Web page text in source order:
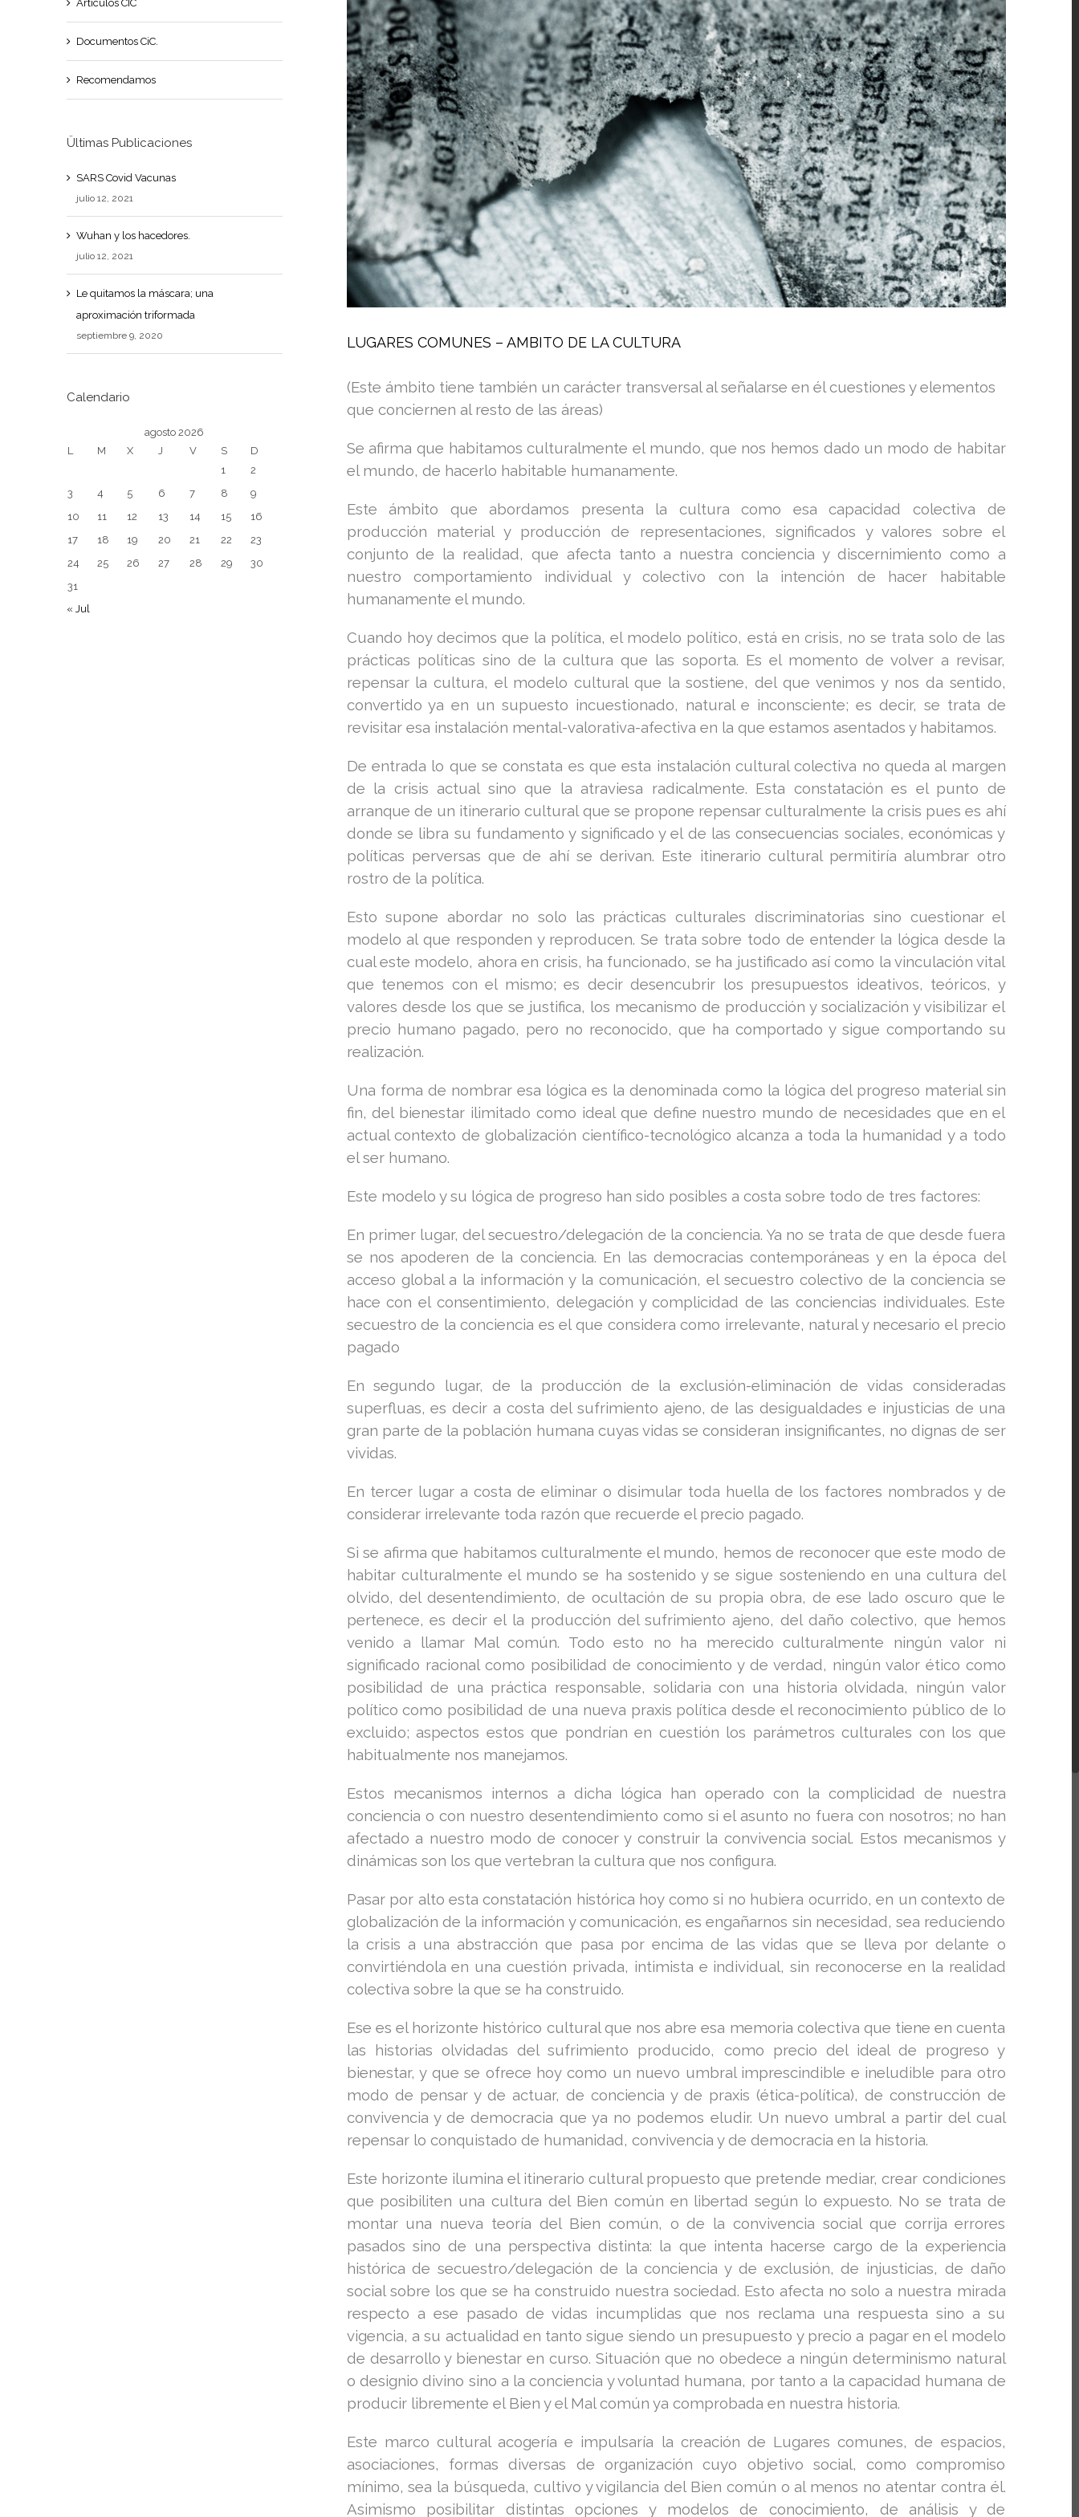
grande
LUGARES COMUNES – AMBITO DE LA CULTURA
(Este ámbito tiene también un carácter transversal al señalarse en él cuestiones y elementos
que conciernen al resto de las áreas)
Se afirma que habitamos culturalmente el mundo, que nos hemos dado un modo de habitar
el mundo, de hacerlo habitable humanamente.
Este ámbito que abordamos presenta la cultura como esa capacidad colectiva de
producción material y producción de representaciones, significados y valores sobre el
conjunto de la realidad, que afecta tanto a nuestra conciencia y discernimiento como a
nuestro comportamiento individual y colectivo con la intención de hacer habitable
humanamente el mundo.
Cuando hoy decimos que la política, el modelo político, está en crisis, no se trata solo de las
prácticas políticas sino de la cultura que las soporta. Es el momento de volver a revisar,
repensar la cultura, el modelo cultural que la sostiene, del que venimos y nos da sentido,
convertido ya en un supuesto incuestionado, natural e inconsciente; es decir, se trata de
revisitar esa instalación mental-valorativa-afectiva en la que estamos asentados y habitamos.
De entrada lo que se constata es que esta instalación cultural colectiva no queda al margen
de la crisis actual sino que la atraviesa radicalmente. Esta constatación es el punto de
arranque de un itinerario cultural que se propone repensar culturalmente la crisis pues es ahí
donde se libra su fundamento y significado y el de las consecuencias sociales, económicas y
políticas perversas que de ahí se derivan. Este itinerario cultural permitiría alumbrar otro
rostro de la política.
Esto supone abordar no solo las prácticas culturales discriminatorias sino cuestionar el
modelo al que responden y reproducen. Se trata sobre todo de entender la lógica desde la
cual este modelo, ahora en crisis, ha funcionado, se ha justificado así como la vinculación vital
que tenemos con el mismo; es decir desencubrir los presupuestos ideativos, teóricos, y
valores desde los que se justifica, los mecanismo de producción y socialización y visibilizar el
precio humano pagado, pero no reconocido, que ha comportado y sigue comportando su
realización.
Una forma de nombrar esa lógica es la denominada como la lógica del progreso material sin
fin, del bienestar ilimitado como ideal que define nuestro mundo de necesidades que en el
actual contexto de globalización científico-tecnológico alcanza a toda la humanidad y a todo
el ser humano.
Este modelo y su lógica de progreso han sido posibles a costa sobre todo de tres factores:
En primer lugar, del secuestro/delegación de la conciencia. Ya no se trata de que desde fuera
se nos apoderen de la conciencia. En las democracias contemporáneas y en la época del
acceso global a la información y la comunicación, el secuestro colectivo de la conciencia se
hace con el consentimiento, delegación y complicidad de las conciencias individuales. Este
secuestro de la conciencia es el que considera como irrelevante, natural y necesario el precio
pagado
En segundo lugar, de la producción de la exclusión-eliminación de vidas consideradas
superfluas, es decir a costa del sufrimiento ajeno, de las desigualdades e injusticias de una
gran parte de la población humana cuyas vidas se consideran insignificantes, no dignas de ser
vividas.
En tercer lugar a costa de eliminar o disimular toda huella de los factores nombrados y de
considerar irrelevante toda razón que recuerde el precio pagado.
Si se afirma que habitamos culturalmente el mundo, hemos de reconocer que este modo de
habitar culturalmente el mundo se ha sostenido y se sigue sosteniendo en una cultura del
olvido, del desentendimiento, de ocultación de su propia obra, de ese lado oscuro que le
pertenece, es decir el la producción del sufrimiento ajeno, del daño colectivo, que hemos
venido a llamar Mal común. Todo esto no ha merecido culturalmente ningún valor ni
significado racional como posibilidad de conocimiento y de verdad, ningún valor ético como
posibilidad de una práctica responsable, solidaria con una historia olvidada, ningún valor
político como posibilidad de una nueva praxis política desde el reconocimiento público de lo
excluido; aspectos estos que pondrían en cuestión los parámetros culturales con los que
habitualmente nos manejamos.
Estos mecanismos internos a dicha lógica han operado con la complicidad de nuestra
conciencia o con nuestro desentendimiento como si el asunto no fuera con nosotros; no han
afectado a nuestro modo de conocer y construir la convivencia social. Estos mecanismos y
dinámicas son los que vertebran la cultura que nos configura.
Pasar por alto esta constatación histórica hoy como si no hubiera ocurrido, en un contexto de
globalización de la información y comunicación, es engañarnos sin necesidad, sea reduciendo
la crisis a una abstracción que pasa por encima de las vidas que se lleva por delante o
convirtiéndola en una cuestión privada, intimista e individual, sin reconocerse en la realidad
colectiva sobre la que se ha construido.
Ese es el horizonte histórico cultural que nos abre esa memoria colectiva que tiene en cuenta
las historias olvidadas del sufrimiento producido, como precio del ideal de progreso y
bienestar, y que se ofrece hoy como un nuevo umbral imprescindible e ineludible para otro
modo de pensar y de actuar, de conciencia y de praxis (ética-política), de construcción de
convivencia y de democracia que ya no podemos eludir. Un nuevo umbral a partir del cual
repensar lo conquistado de humanidad, convivencia y de democracia en la historia.
Este horizonte ilumina el itinerario cultural propuesto que pretende mediar, crear condiciones
que posibiliten una cultura del Bien común en libertad según lo expuesto. No se trata de
montar una nueva teoría del Bien común, o de la convivencia social que corrija errores
pasados sino de una perspectiva distinta: la que intenta hacerse cargo de la experiencia
histórica de secuestro/delegación de la conciencia y de exclusión, de injusticias, de daño
social sobre los que se ha construido nuestra sociedad. Esto afecta no solo a nuestra mirada
respecto a ese pasado de vidas incumplidas que nos reclama una respuesta sino a su
vigencia, a su actualidad en tanto sigue siendo un presupuesto y precio a pagar en el modelo
de desarrollo y bienestar en curso. Situación que no obedece a ningún determinismo natural
o designio divino sino a la conciencia y voluntad humana, por tanto a la capacidad humana de
producir libremente el Bien y el Mal común ya comprobada en nuestra historia.
Este marco cultural acogería e impulsaría la creación de Lugares comunes, de espacios,
asociaciones, formas diversas de organización cuyo objetivo social, como compromiso
mínimo, sea la búsqueda, cultivo y vigilancia del Bien común o al menos no atentar contra él.
Asimismo posibilitar distintas opciones y modelos de conocimiento, de análisis y de
Artículos CIC
Documentos CiC.
Recomendamos
Ültimas Publicaciones
SARS Covid Vacunas
julio 12, 2021
Wuhan y los hacedores.
julio 12, 2021
Le quitamos la máscara; una
aproximación triformada
septiembre 9, 2020
Calendario
agosto 2026
L
M X J V S
D
1
2
3
4 5 6 7 8
9
10
11 12 13 14 15
16
17
18 19 20 21 22
23
24
25 26 27 28 29
30
31
« Jul